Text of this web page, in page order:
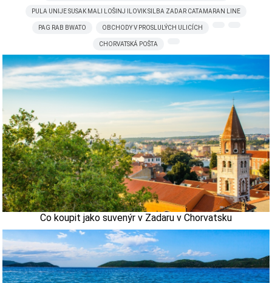
Seznamte se s Chorvatskem
Muzea
PULA UNIJE SUSAK MALI LOŠINJ ILOVIK SILBA ZADAR CATAMARAN LINE
PAG RAB BWATO OBCHODY V PROSLULÝCH ULICÍCH
CHORVATSKÁ POŠTA
Co koupit jako suvenýr v Zadaru v Chorvatsku